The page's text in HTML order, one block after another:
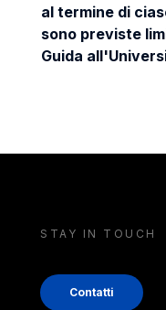
al termine di
sono previste
Guida
STAY IN TOUCH
Contatti